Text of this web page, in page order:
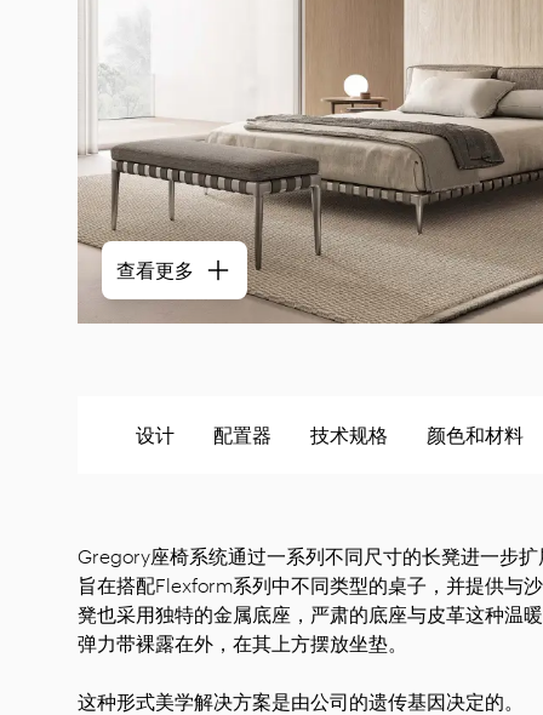
查看更多
设计 配置器 技术规格 颜色和材料
Gregory座椅系统通过一系列不同尺寸的长凳进一步
旨在搭配Flexform系列中不同类型的桌子，并提供与
凳也采用独特的金属底座，严肃的底座与皮革这种温
弹力带裸露在外，在其上方摆放坐垫。
这种形式美学解决方案是由公司的遗传基因决定的。